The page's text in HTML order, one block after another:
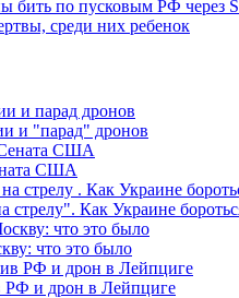
бить по пусковым РФ через
среди них ребенок
и "парад" дронов
США
стрелу". Как Украине
что это было
РФ и дрон в Лейпциге